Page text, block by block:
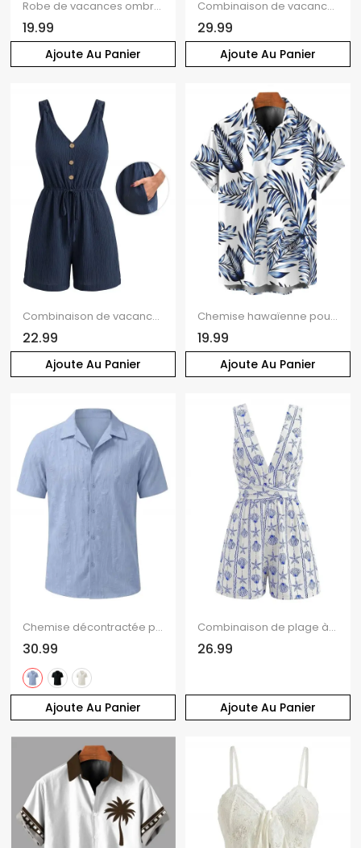
Ajoute Au Panier
Robe de vacances ombrée à motif palmier, bretelles spaghetti, col en V, coupe trapèze, mini-robe débardeur décontractée
19.99
Ajoute Au Panier
Combinaison de vacances unie texturée, à volants smockés, poche nouée, épaules dénudées et jambes larges.
29.99
Ajoute Au Panier
Combinaison de vacances minimaliste, couleur unie texturée, poches cintrées, col en V, style décontracté
22.99
Ajoute Au Panier
Chemise hawaïenne pour homme, imprimé feuilles tropicales, boutonnée
19.99
Ajoute Au Panier
Chemise décontractée pour homme, texture jacquard, couleur unie, boutonnée
30.99
Ajoute Au Panier
Combinaison de plage à imprimé étoiles de mer et coquillages, dos nu croisé et noué
26.99